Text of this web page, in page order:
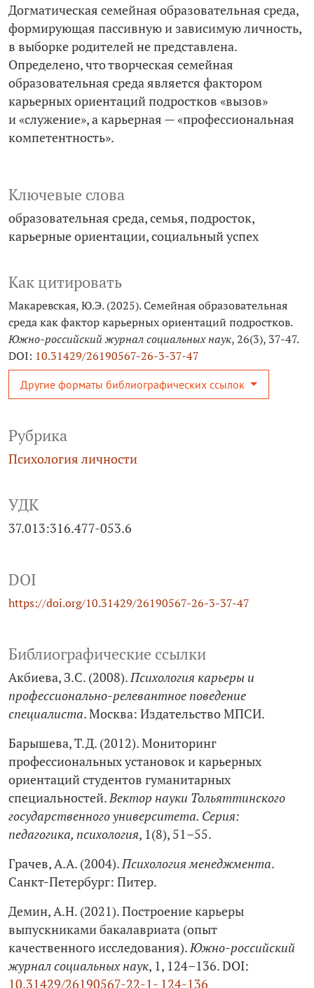
Рубрика
Психология личности
УДК
37.013:316.477-053.6
DOI
https://doi.org/10.31429/26190567-26-3-37-47
Как цитировать
Макаревская, Ю.Э. (2025). Семейная образовательная
среда как фактор карьерных ориентаций подростков.
Южно-российский журнал социальных наук, 26(3), 37-47.
DOI: 10.31429/26190567-26-3-37-47
Другие форматы библиографических ссылок
Догматическая семейная образовательная среда,
формирующая пассивную и зависимую личность,
в выборке родителей не представлена.
Определено, что творческая семейная
образовательная среда является фактором
карьерных ориентаций подростков «вызов»
и «служение», а карьерная — «профессиональная
компетентность».
Ключевые слова
образовательная среда семья подросток
карьерные ориентации социальный успех
Библиографические ссылки
Акбиева, З.С. (2008).Психология карьеры и
профессионально-релевантное поведение
специалиста. Москва: Издательство МПСИ.
Барышева, Т.Д. (2012). Мониторинг
профессиональных установок и карьерных
ориентаций студентов гуманитарных
специальностей.Вектор науки Тольяттинского
государственного университета. Серия:
педагогика, психология, 1(8), 51–55.
Грачев, А.А. (2004).Психология менеджмента.
Санкт-Петербург: Питер.
Демин, А.Н. (2021). Построение карьеры
выпускниками бакалавриата (опыт
качественного исследования).Южно-российский
журнал социальных наук, 1, 124–136. DOI:
10.31429/26190567-22-1- 124-136